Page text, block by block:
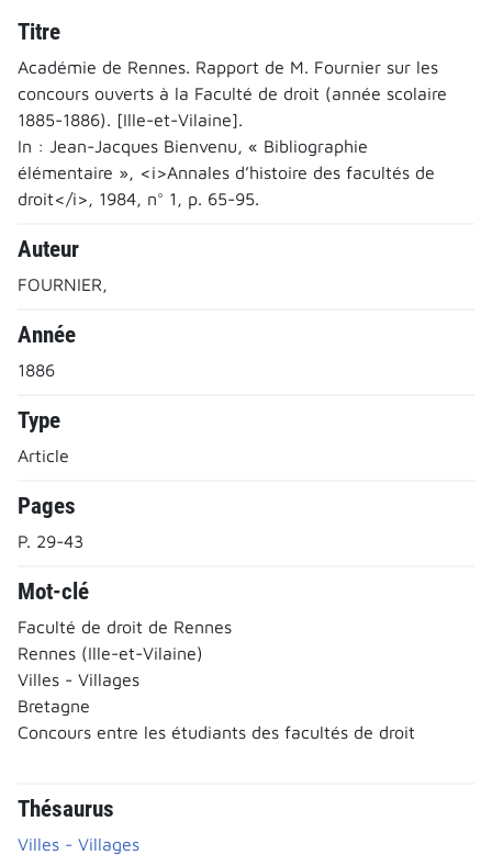
Titre
Académie de Rennes. Rapport de M. Fournier sur les
concours ouverts à la Faculté de droit (année scolaire
1885-1886). [Ille-et-Vilaine].
In : Jean-Jacques Bienvenu, « Bibliographie
élémentaire », <i>Annales d’histoire des facultés de
droit</i>, 1984, n° 1, p. 65-95.
Auteur
FOURNIER,
Année
1886
Type
Article
Pages
P. 29-43
Mot-clé
Faculté de droit de Rennes
Rennes (Ille-et-Vilaine)
Villes - Villages
Bretagne
Concours entre les étudiants des facultés de droit
Thésaurus
Villes - Villages